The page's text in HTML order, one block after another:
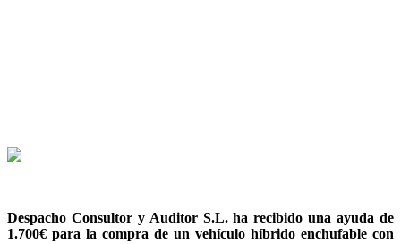
Despacho Consultor y Auditor S.L. ha recibido una ayuda de
1.700€ para la compra de un vehículo híbrido enchufable con